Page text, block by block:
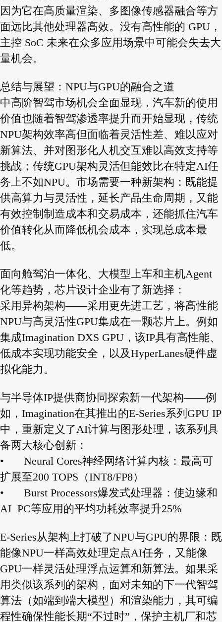
因为它在高质量渲染、多图像传感器融合等方
面远比其他处理器高效。没有高性能的 GPU，
主控 SoC 未来在众多应用场景中可能会失去大
量机会。
总结与展望：NPU与GPU的融合之道
中高阶智驾市场机会全面显现，汽车新的使用
价值也随着智驾渗透率提升而开始显现，传统
NPU架构效率高但面临着灵活性差、难以应对
新算法、并对图形化人机交互难以高效支持等
挑战；传统GPU架构灵活但能效比在特定AI任
务上不如NPU。市场需要一种新架构：既能提
供高算力与灵活性，延长产品生命周期，又能
有效控制制造成本和交易成本，还能抓住汽车
价值转化从而降低机会成本，实现总成本最
低。
面向舱驾泊一体化、大模型上车和主机Agent
化等趋势，芯片设计企业有了新选择：
采用异构架构——采用更先进工艺，将高性能
NPU与高灵活性GPU集成在一颗芯片上。例如
集成Imagination DXS GPU，该IP具有高性能、
低成本实现功能安全，以及HyperLanes硬件虚
拟化能力。
与半导体IP提供商协同探索新一代架构——例
如，Imagination在其推出的E-Series系列GPU IP
中，重新定义了AI计算与图形处理，该系列具
备两大核心创新：
•
Neural Cores神经网络计算内核：最高可
扩展至200 TOPS（INT8/FP8）
•
Burst Processors爆发式处理器：使边缘和
AI PC等应用的平均功耗效率提升25%
E-Series从架构上打破了NPU与GPU的界限：既
能像NPU一样高效处理定点AI任务，又能像
GPU一样灵活处理浮点运算和新算法。如果采
用类似该系列的架构，面对未知的下一代智驾
算法（如端到端大模型）和渲染能力，其可编
程性确保性能长期“不过时”，保护主机厂和芯